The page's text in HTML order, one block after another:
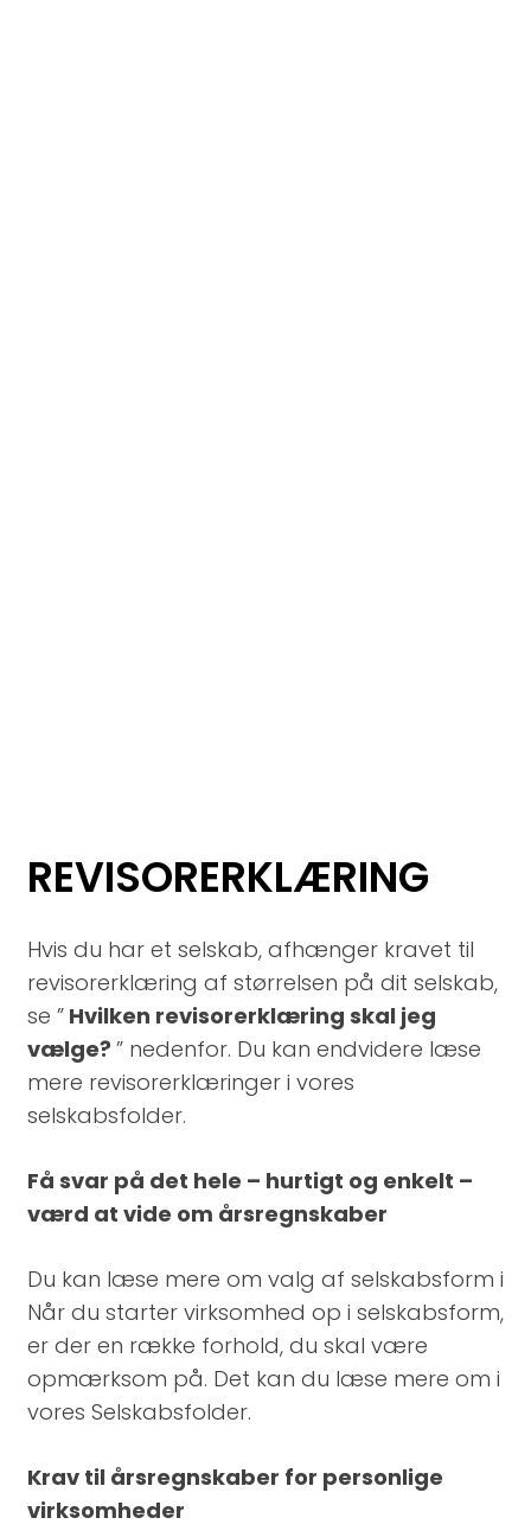
REVISORERKLÆRING
Hvis du har et selskab, afhænger kravet til
revisorerklæring af størrelsen på dit selskab,
se ” Hvilken revisorerklæring skal jeg
vælge? ” nedenfor. Du kan endvidere læse
mere revisorerklæringer i vores
selskabsfolder.
Få svar på det hele – hurtigt og enkelt –
værd at vide om årsregnskaber
Du kan læse mere om valg af selskabsform i
Når du starter virksomhed op i selskabsform,
er der en række forhold, du skal være
opmærksom på. Det kan du læse mere om i
vores Selskabsfolder.
Krav til årsregnskaber for personlige
virksomheder